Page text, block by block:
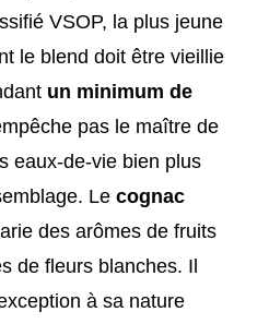
VSOP, la plus jeune
le blend doit être vieillie
un minimum de
pas le maître de
eaux-de-vie bien plus
Lecognac
des arômes de fruits
de fleurs blanches. Il
à sa nature